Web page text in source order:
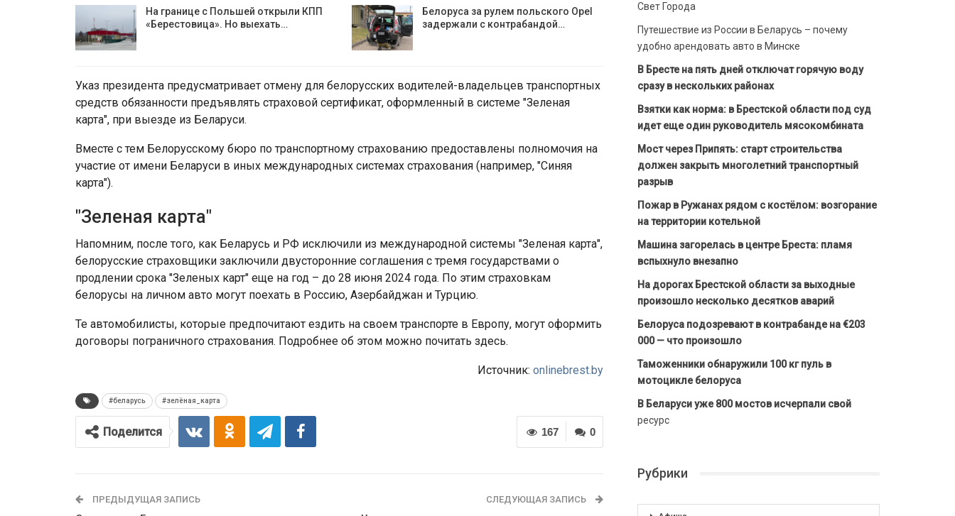
На границе с Польшей открыли КПП
«Берестовица». Но выехать…
Белоруса за рулем польского Opel
задержали с контрабандой…
Указ президента предусматривает отмену для белорусских водителей-владельцев транспортных
средств обязанности предъявлять страховой сертификат, оформленный в системе "Зеленая
карта", при выезде из Беларуси.
Вместе с тем Белорусскому бюро по транспортному страхованию предоставлены полномочия на
участие от имени Беларуси в иных международных системах страхования (например, "Синяя
карта").
"Зеленая карта"
Напомним, после того, как Беларусь и РФ исключили из международной системы "Зеленая карта",
белорусские страховщики заключили двусторонние соглашения с тремя государствами о
продлении срока "Зеленых карт" еще на год – до 28 июня 2024 года. По этим страховкам
белорусы на личном авто могут поехать в Россию, Азербайджан и Турцию.
Те автомобилисты, которые предпочитают ездить на своем транспорте в Европу, могут оформить
договоры пограничного страхования. Подробнее об этом можно почитать здесь.
Источник: onlinebrest.by
#беларусь #зелёная_карта
0
167
Поделится
ПРЕДЫДУЩАЯ ЗАПИСЬ СЛЕДУЮЩАЯ ЗАПИСЬ
Свет Города
Путешествие из России в Беларусь – почему
удобно арендовать авто в Минске
В Бресте на пять дней отключат горячую воду
сразу в нескольких районах
Взятки как норма: в Брестской области под суд
идет еще один руководитель мясокомбината
Мост через Припять: старт строительства
должен закрыть многолетний транспортный
разрыв
Пожар в Ружанах рядом с костёлом: возгорание
на территории котельной
Машина загорелась в центре Бреста: пламя
вспыхнуло внезапно
На дорогах Брестской области за выходные
произошло несколько десятков аварий
Белоруса подозревают в контрабанде на €203
000 — что произошло
Таможенники обнаружили 100 кг пуль в
мотоцикле белоруса
В Беларуси уже 800 мостов исчерпали свой
ресурс
Рубрики